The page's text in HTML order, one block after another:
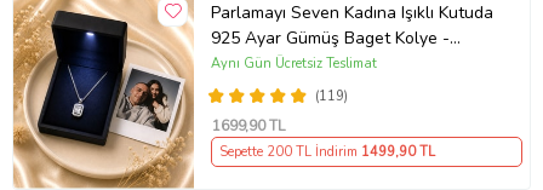
Parlamayı Seven Kadına Işıklı Kutuda
925 Ayar Gümüş Baget Kolye -
Kişiye Özel Fotoğraf Hediye
(119)
Aynı Gün Ücretsiz Teslimat
1699,90 TL
Sepette 200 TL İndirim 1499,90 TL